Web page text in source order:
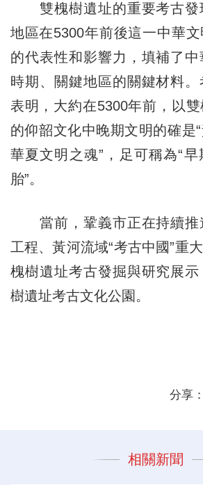
雙槐樹遺址的重要考古發
地區在5300年前後這一中華
的代表性和影響力，填補了
時期、關鍵地區的關鍵材料
表明，大約在5300年前，以
的仰韶文化中晚期文明的確是
華夏文明之魂”，足可稱為“
胎”。
當前，鞏義市正在持續推
工程、黃河流域“考古中國”
槐樹遺址考古發掘與研究展
樹遺址考古文化公園。
分享：
相關新聞